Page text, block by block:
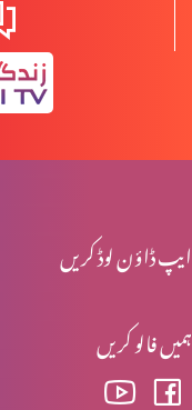
خدا توبہ کے
ایپ ڈاؤن لوڈ کریں
ہمیں فالو کریں